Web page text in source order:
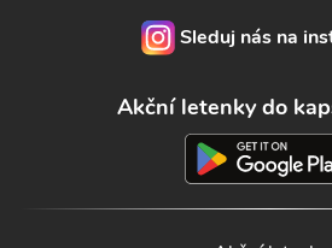
Sleduj nás na
Akční letenky do